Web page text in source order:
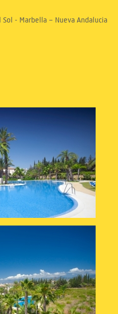
Sol - Marbella – Nueva Andalucia